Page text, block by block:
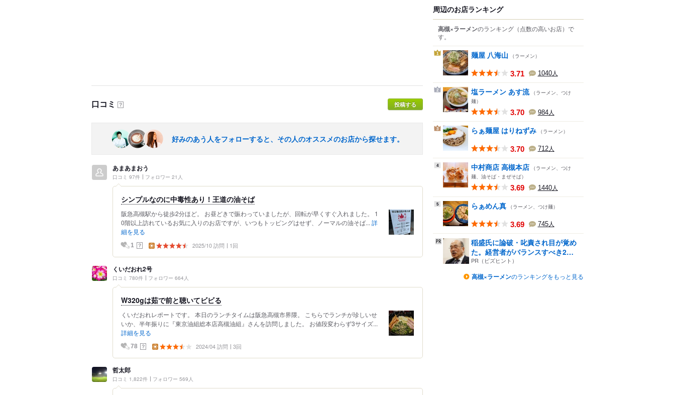
口コミ ？ 投稿する
好みのあう人をフォローすると、その人のオススメのお店から探せます。
あまあまおう
口コミ 97件 フォロワー 21人
シンプルなのに中毒性あり！王道の油そば
阪急高槻駅から徒歩2分ほど。 お昼どきで賑わっていましたが、回転が早くすぐ入れました。 1
0階以上訪れているお気に入りのお店ですが、いつもトッピングはせず、ノーマルの油そば... 詳
細を見る
1 ？ 2025/10 訪問 1回
くいだおれ2号
口コミ 780件 フォロワー 664人
W320gは茹で前と聴いてビビる
くいだおれレポートです。 本日のランチタイムは阪急高槻市界隈。 こちらでランチが珍しいせ
いか、半年振りに『東京油組総本店高槻油組』さんを訪問しました。 お値段変わらず3サイズ...
詳細を見る
78 ？ 2024/04 訪問 3回
哲太郎
口コミ 1,822件 フォロワー 569人
周辺のお店ランキング
高槻×ラーメンのランキング （点数の高いお店） で
す。
1 麺屋 八海山 （ラーメン）
3.71 1040人
2 塩ラーメン あす流 （ラーメン、つけ
麺）
3.70 984人
3 らぁ麺屋 はりねずみ （ラーメン）
3.70 712人
4 中村商店 高槻本店 （ラーメン、つけ
麺、油そば・まぜそば）
3.69 1440人
5 らぁめん真 （ラーメン、つけ麺）
3.69 745人
稲盛氏に論破・叱責され目が覚め
た。経営者がバランスすべき2
つ...
PR（ビズヒント）
高槻×ラーメンのランキングをもっと見る